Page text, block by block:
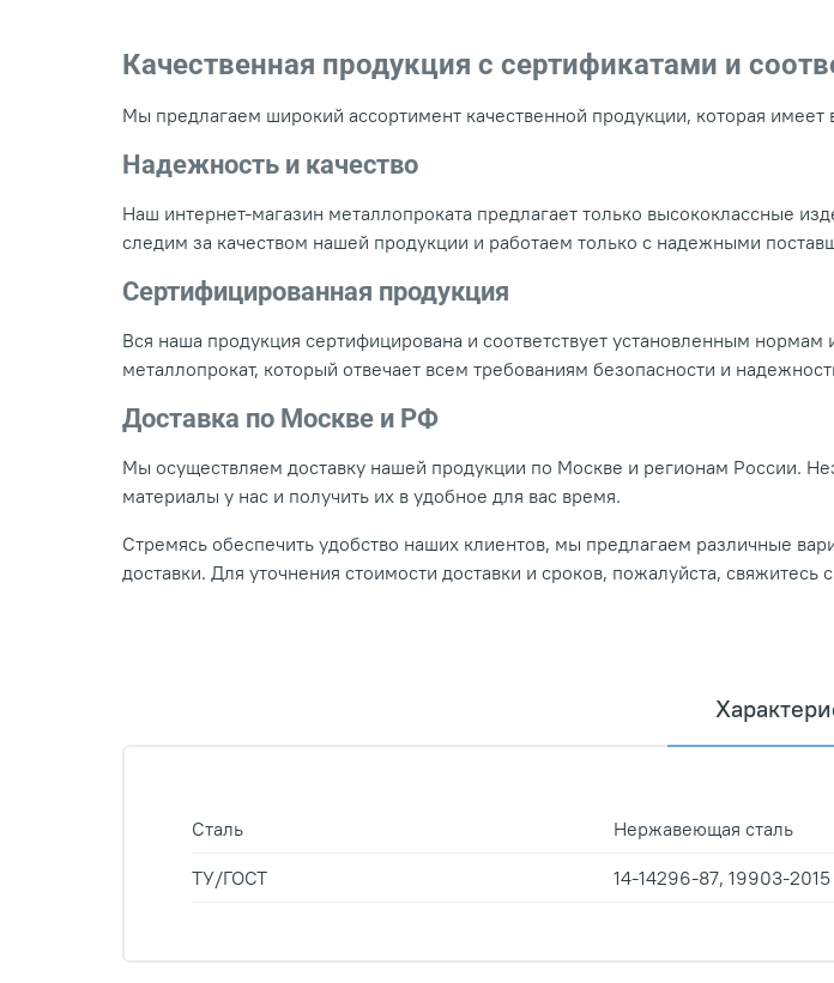
Качественная продукция с сертификатами и
Мы предлагаем широкий ассортимент качественной продукции, которая
Надежность и качество
Наш интернет-магазин металлопроката предлагает только высококлассные
следим за качеством нашей продукции и работаем только с надежными
Сертифицированная продукция
Вся наша продукция сертифицирована и соответствует установленным нормам
металлопрокат, который отвечает всем требованиям безопасности и
Доставка по Москве и РФ
Мы осуществляем доставку нашей продукции по Москве и регионам России.
материалы у нас и получить их в удобное для вас время.
Стремясь обеспечить удобство наших клиентов, мы предлагаем различные
доставки. Для уточнения стоимости доставки и сроков, пожалуйста,
Сталь Нержавеющая сталь
ТУ/ГОСТ 14-14296-87, 19903-2015